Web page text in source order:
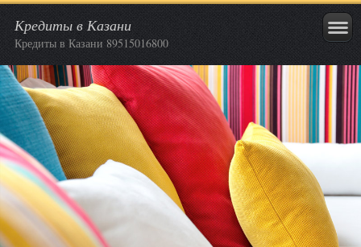
Кредиты в Казани
Кредиты в Казани 89515016800